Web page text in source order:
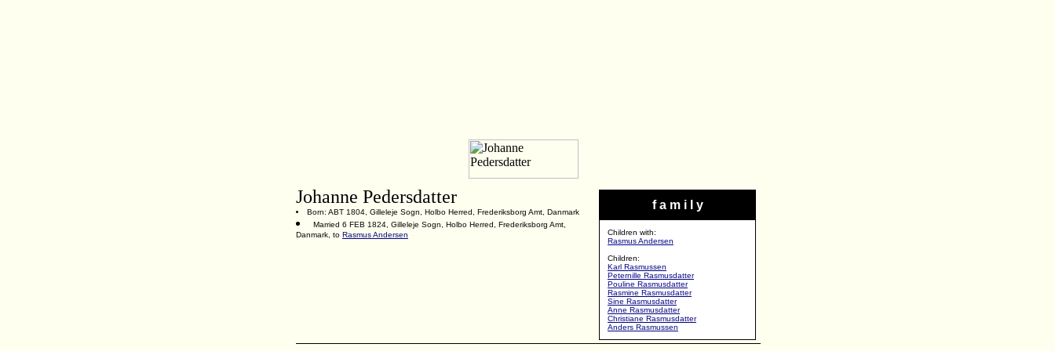
f a m i l y
Children with:
Rasmus Andersen
Children:
Karl Rasmussen
Peternille Rasmusdatter
Pouline Rasmusdatter
Rasmine Rasmusdatter
Sine Rasmusdatter
Anne Rasmusdatter
Christiane Rasmusdatter
Anders Rasmussen
Johanne Pedersdatter
Born: ABT 1804, Gilleleje Sogn, Holbo Herred, Frederiksborg Amt, Danmark
Married 6 FEB 1824, Gilleleje Sogn, Holbo Herred, Frederiksborg Amt,
Danmark, to Rasmus Andersen